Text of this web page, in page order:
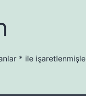
* ile